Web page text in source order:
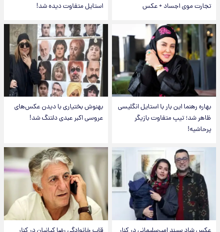
تجارت موی اجساد + عکس
استایل متفاوت دیده شد!
بهاره رهنما این بار با استایل انگلیسی
ظاهر شد؛ تیپ متفاوت بازیگر
پرحاشیه!
بهنوش بختیاری با دیدن عکس‌های
عروسی اکبر عبدی دلتنگ شد!